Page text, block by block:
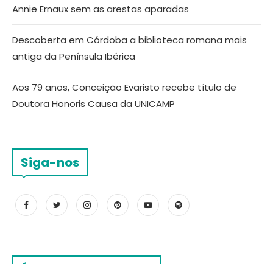
Annie Ernaux sem as arestas aparadas
Descoberta em Córdoba a biblioteca romana mais
antiga da Península Ibérica
Aos 79 anos, Conceição Evaristo recebe título de
Doutora Honoris Causa da UNICAMP
Siga-nos